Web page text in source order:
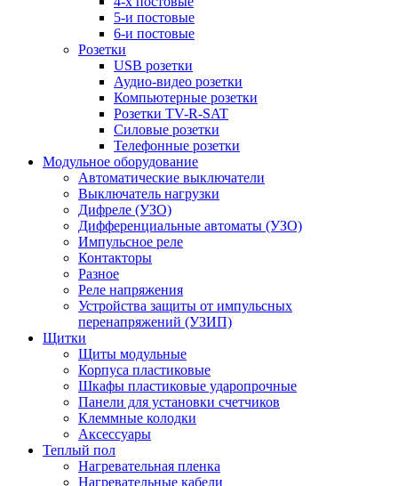
5-и постовые
6-и постовые
Розетки
USB розетки
Аудио-видео розетки
Компьютерные розетки
Розетки TV-R-SAT
Силовые розетки
Телефонные розетки
Модульное оборудование
Автоматические выключатели
Выключатель нагрузки
Дифреле (УЗО)
Дифференциальные автоматы (УЗО)
Импульсное реле
Контакторы
Разное
Реле напряжения
Устройства защиты от импульсных
перенапряжений (УЗИП)
Щитки
Щиты модульные
Корпуса пластиковые
Шкафы пластиковые ударопрочные
Панели для установки счетчиков
Клеммные колодки
Аксессуары
Теплый пол
Нагревательная пленка
Нагревательные кабели